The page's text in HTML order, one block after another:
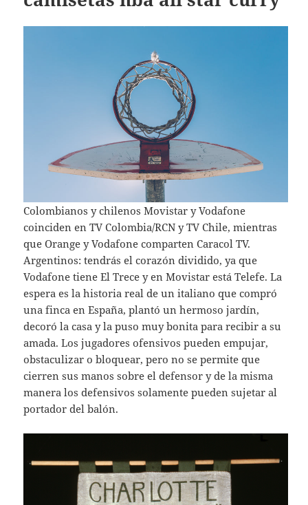
Colombianos y chilenos Movistar y Vodafone
coinciden en TV Colombia/RCN y TV Chile, mientras
que Orange y Vodafone comparten Caracol TV.
Argentinos: tendrás el corazón dividido, ya que
Vodafone tiene El Trece y en Movistar está Telefe. La
espera es la historia real de un italiano que compró
una finca en España, plantó un hermoso jardín,
decoró la casa y la puso muy bonita para recibir a su
amada. Los jugadores ofensivos pueden empujar,
obstaculizar o bloquear, pero no se permite que
cierren sus manos sobre el defensor y de la misma
manera los defensivos solamente pueden sujetar al
portador del balón.